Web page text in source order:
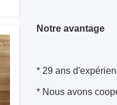
Notre avantage
* 29 ans
* Nous avons